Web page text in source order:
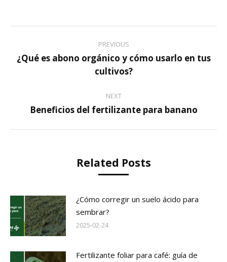
navigation
PREVIOUS
Previous
post:
¿Qué es abono orgánico y cómo usarlo en tus
cultivos?
NEXT
Next
Beneficios del fertilizante para banano
Related Posts
¿Cómo corregir un suelo ácido para
sembrar?
2025-02-24
Fertilizante foliar para café: guía de